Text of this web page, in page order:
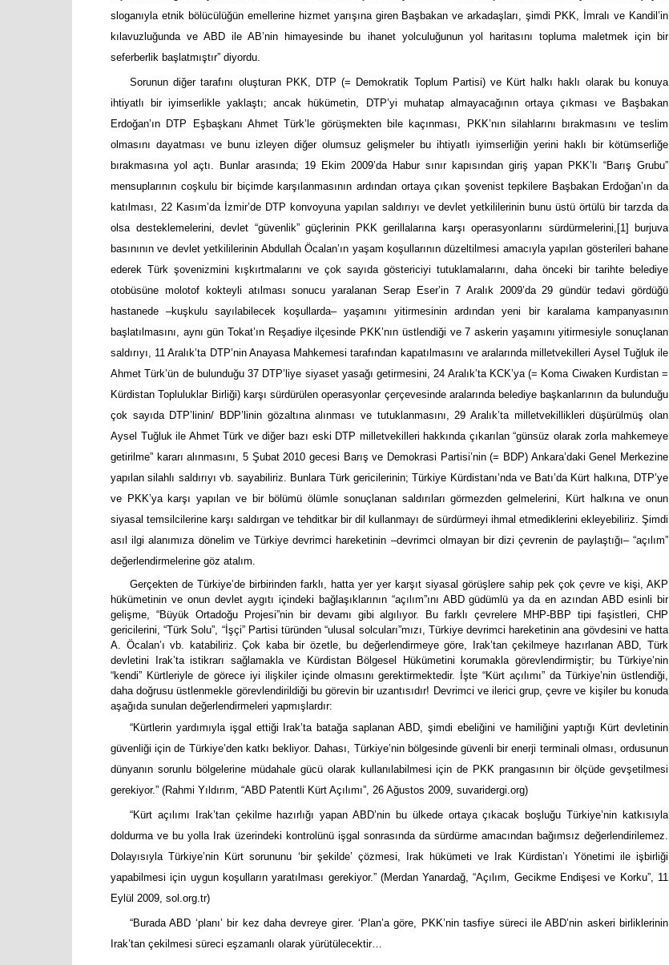
sloganıyla etnik bölücülüğün emellerine hizmet yarışına giren Başbakan ve arkadaşları, şimdi PKK, İmralı ve Kandil’in
kılavuzluğunda ve ABD ile AB’nin himayesinde bu ihanet yolculuğunun yol haritasını topluma maletmek için bir
seferberlik başlatmıştır” diyordu.
Sorunun diğer tarafını oluşturan PKK, DTP (= Demokratik Toplum Partisi) ve Kürt halkı haklı olarak bu konuya
ihtiyatlı bir iyimserlikle yaklaştı; ancak hükümetin, DTP’yi muhatap almayacağının ortaya çıkması ve Başbakan
Erdoğan’ın DTP Eşbaşkanı Ahmet Türk’le görüşmekten bile kaçınması, PKK’nın silahlarını bırakmasını ve teslim
olmasını dayatması ve bunu izleyen diğer olumsuz gelişmeler bu ihtiyatlı iyimserliğin yerini haklı bir kötümserliğe
bırakmasına yol açtı. Bunlar arasında; 19 Ekim 2009’da Habur sınır kapısından giriş yapan PKK’lı “Barış Grubu”
mensuplarının coşkulu bir biçimde karşılanmasının ardından ortaya çıkan şovenist tepkilere Başbakan Erdoğan’ın da
katılması, 22 Kasım’da İzmir’de DTP konvoyuna yapılan saldırıyı ve devlet yetkililerinin bunu üstü örtülü bir tarzda da
olsa desteklemelerini, devlet “güvenlik” güçlerinin PKK gerillalarına karşı operasyonlarını sürdürmelerini, [1] burjuva
basınının ve devlet yetkililerinin Abdullah Öcalan’ın yaşam koşullarının düzeltilmesi amacıyla yapılan gösterileri bahane
ederek Türk şovenizmini kışkırtmalarını ve çok sayıda göstericiyi tutuklamalarını, daha önceki bir tarihte belediye
otobüsüne molotof kokteyli atılması sonucu yaralanan Serap Eser’in 7 Aralık 2009’da 29 gündür tedavi gördüğü
hastanede –kuşkulu sayılabilecek koşullarda– yaşamını yitirmesinin ardından yeni bir karalama kampanyasının
başlatılmasını, aynı gün Tokat’ın Reşadiye ilçesinde PKK’nın üstlendiği ve 7 askerin yaşamını yitirmesiyle sonuçlanan
saldırıyı, 11 Aralık’ta DTP’nin Anayasa Mahkemesi tarafından kapatılmasını ve aralarında milletvekilleri Aysel Tuğluk ile
Ahmet Türk’ün de bulunduğu 37 DTP’liye siyaset yasağı getirmesini, 24 Aralık’ta KCK’ya (= Koma Ciwaken Kurdistan =
Kürdistan Topluluklar Birliği) karşı sürdürülen operasyonlar çerçevesinde aralarında belediye başkanlarının da bulunduğu
çok sayıda DTP’linin/ BDP’linin gözaltına alınması ve tutuklanmasını, 29 Aralık’ta milletvekillikleri düşürülmüş olan
Aysel Tuğluk ile Ahmet Türk ve diğer bazı eski DTP milletvekilleri hakkında çıkarılan “günsüz olarak zorla mahkemeye
getirilme” kararı alınmasını, 5 Şubat 2010 gecesi Barış ve Demokrasi Partisi’nin (= BDP) Ankara’daki Genel Merkezine
yapılan silahlı saldırıyı vb. sayabiliriz. Bunlara Türk gericilerinin; Türkiye Kürdistanı’nda ve Batı’da Kürt halkına, DTP’ye
ve PKK’ya karşı yapılan ve bir bölümü ölümle sonuçlanan saldırıları görmezden gelmelerini, Kürt halkına ve onun
siyasal temsilcilerine karşı saldırgan ve tehditkar bir dil kullanmayı de sürdürmeyi ihmal etmediklerini ekleyebiliriz. Şimdi
asıl ilgi alanımıza dönelim ve Türkiye devrimci hareketinin –devrimci olmayan bir dizi çevrenin de paylaştığı– “açılım”
değerlendirmelerine göz atalım.
Gerçekten de Türkiye’de birbirinden farklı, hatta yer yer karşıt siyasal görüşlere sahip pek çok çevre ve kişi, AKP
hükümetinin ve onun devlet aygıtı içindeki bağlaşıklarının “açılım”ını ABD güdümlü ya da en azından ABD esinli bir
gelişme, “Büyük Ortadoğu Projesi”nin bir devamı gibi algılıyor. Bu farklı çevrelere MHP-BBP tipi faşistleri, CHP
gericilerini, “Türk Solu”, “İşçi” Partisi türünden “ulusal solcuları”mızı, Türkiye devrimci hareketinin ana gövdesini ve hatta
A. Öcalan’ı vb. katabiliriz. Çok kaba bir özetle, bu değerlendirmeye göre, Irak’tan çekilmeye hazırlanan ABD, Türk
devletini Irak’ta istikrarı sağlamakla ve Kürdistan Bölgesel Hükümetini korumakla görevlendirmiştir; bu Türkiye’nin
“kendi” Kürtleriyle de görece iyi ilişkiler içinde olmasını gerektirmektedir. İşte “Kürt açılımı” da Türkiye’nin üstlendiği,
daha doğrusu üstlenmekle görevlendirildiği bu görevin bir uzantısıdır! Devrimci ve ilerici grup, çevre ve kişiler bu konuda
aşağıda sunulan değerlendirmeleri yapmışlardır:
“Kürtlerin yardımıyla işgal ettiği Irak’ta batağa saplanan ABD, şimdi ebeliğini ve hamiliğini yaptığı Kürt devletinin
güvenliği için de Türkiye’den katkı bekliyor. Dahası, Türkiye’nin bölgesinde güvenli bir enerji terminali olması, ordusunun
dünyanın sorunlu bölgelerine müdahale gücü olarak kullanılabilmesi için de PKK prangasının bir ölçüde gevşetilmesi
gerekiyor.” (Rahmi Yıldırım, “ABD Patentli Kürt Açılımı”, 26 Ağustos 2009, suvaridergi.org)
“Kürt açılımı Irak’tan çekilme hazırlığı yapan ABD’nin bu ülkede ortaya çıkacak boşluğu Türkiye’nin katkısıyla
doldurma ve bu yolla Irak üzerindeki kontrolünü işgal sonrasında da sürdürme amacından bağımsız değerlendirilemez.
Dolayısıyla Türkiye’nin Kürt sorununu ‘bir şekilde’ çözmesi, Irak hükümeti ve Irak Kürdistan’ı Yönetimi ile işbirliği
yapabilmesi için uygun koşulların yaratılması gerekiyor.” (Merdan Yanardağ, “Açılım, Gecikme Endişesi ve Korku”, 11
Eylül 2009, sol.org.tr)
“Burada ABD ‘planı’ bir kez daha devreye girer. ‘Plan’a göre, PKK’nin tasfiye süreci ile ABD’nin askeri birliklerinin
Irak’tan çekilmesi süreci eşzamanlı olarak yürütülecektir…